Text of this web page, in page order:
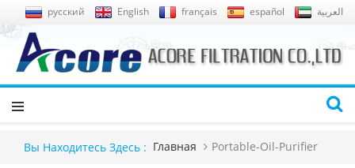
русский English français español العربية
Вы Находитесь Здесь : Главная Portable-Oil-Purifier